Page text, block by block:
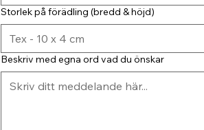
Storlek på förädling (bredd & höjd)
Beskriv med egna ord vad du önskar